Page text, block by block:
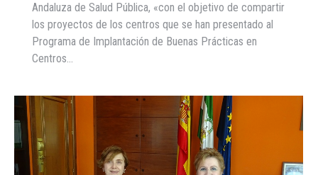
Andaluza de Salud Pública, «con el objetivo de compartir
los proyectos de los centros que se han presentado al
Programa de Implantación de Buenas Prácticas en
Centros…